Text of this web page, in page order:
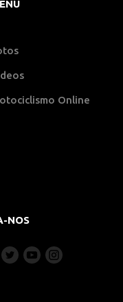
Online
NOS